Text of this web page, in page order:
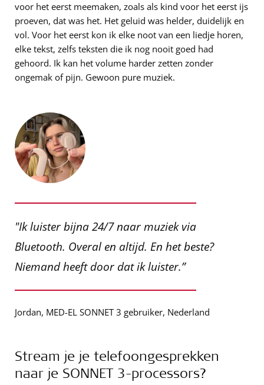
voor het eerst meemaken, zoals als kind voor het eerst ijs
proeven, dat was het. Het geluid was helder, duidelijk en
vol. Voor het eerst kon ik elke noot van een liedje horen,
elke tekst, zelfs teksten die ik nog nooit goed had
gehoord. Ik kan het volume harder zetten zonder
ongemak of pijn. Gewoon pure muziek.
"Ik luister bijna 24/7 naar muziek via
Bluetooth. Overal en altijd. En het beste?
Niemand heeft door dat ik luister.”
Jordan, MED-EL SONNET 3 gebruiker, Nederland
Stream je je telefoongesprekken
naar je SONNET 3-processors?